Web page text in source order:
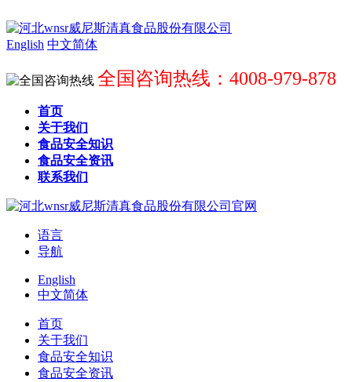
English 中文简体
全国咨询热线：4008-979-878
首页
关于我们
食品安全知识
食品安全资讯
联系我们
语言
导航
English
中文简体
首页
关于我们
食品安全知识
食品安全资讯